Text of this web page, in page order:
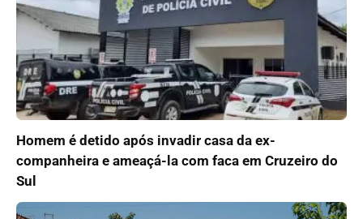
Homem é detido após invadir casa da ex-
companheira e ameaçá-la com faca em Cruzeiro do
Sul